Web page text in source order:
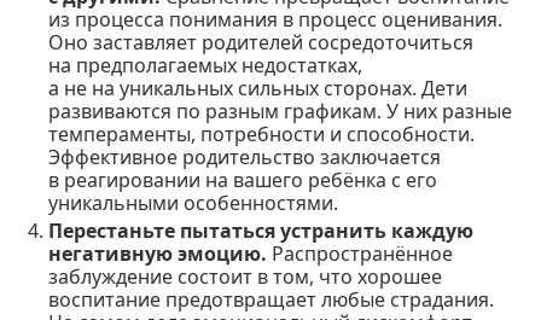
из процесса понимания в процесс оценивания.
Оно заставляет родителей сосредоточиться
на предполагаемых недостатках,
а не на уникальных сильных сторонах. Дети
развиваются по разным графикам. У них разные
темпераменты, потребности и способности.
Эффективное родительство заключается
в реагировании на вашего ребёнка с его
уникальными особенностями.
Перестаньте пытаться устранить каждую
негативную эмоцию. Распространённое
заблуждение состоит в том, что хорошее
воспитание предотвращает любые страдания.